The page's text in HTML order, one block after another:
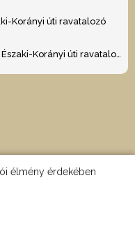
Korányi úti ravatalozó
Demeter Ferenc - Északi-Korányi úti ravatalozó
készítette: Nagy Martin -
élmény érdekében